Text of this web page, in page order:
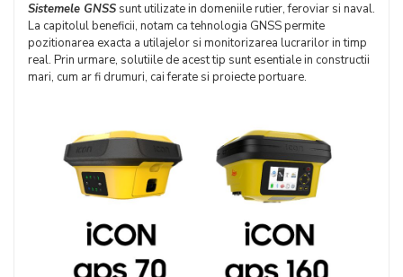
Sistemele GNSS sunt utilizate in domeniile rutier, feroviar si naval.
La capitolul beneficii, notam ca tehnologia GNSS permite
pozitionarea exacta a utilajelor si monitorizarea lucrarilor in timp
real. Prin urmare, solutiile de acest tip sunt esentiale in constructii
mari, cum ar fi drumuri, cai ferate si proiecte portuare.